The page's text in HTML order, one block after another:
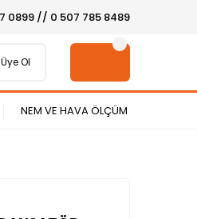
0899 // 0 507 785 8489
Üye Ol
NEM VE HAVA ÖLÇÜM